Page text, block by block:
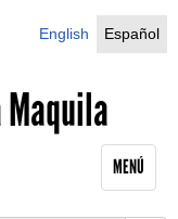
English
Español
MENÚ